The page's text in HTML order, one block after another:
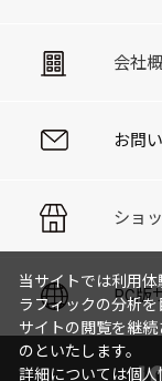
会社
お問
ショ
PC版
当サイトでは利用
ラフィックの分析を
サイトの閲覧を継
のといたします。
詳細については個人